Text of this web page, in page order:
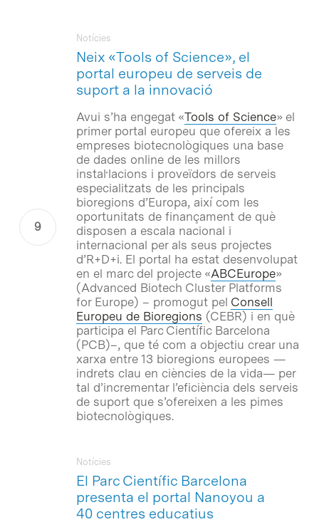
Neix «Tools of Science», el
portal europeu de serveis de
suport a la innovació
Notícies
Avui s’ha engegat «Tools of Science» el
primer portal europeu que ofereix a les
empreses biotecnològiques una base
de dades online de les millors
instal·lacions i proveïdors de serveis
especialitzats de les principals
bioregions d’Europa, així com les
oportunitats de finançament de què
disposen a escala nacional i
internacional per als seus projectes
d’R+D+i. El portal ha estat desenvolupat
en el marc del projecte «ABCEurope»
(Advanced Biotech Cluster Platforms
for Europe) – promogut pel Consell
Europeu de Bioregions (CEBR) i en què
participa el Parc Científic Barcelona
(PCB)–, que té com a objectiu crear una
xarxa entre 13 bioregions europees —
indrets clau en ciències de la vida— per
tal d’incrementar l’eficiència dels serveis
de suport que s’ofereixen a les pimes
biotecnològiques.
El Parc Científic Barcelona
presenta el portal Nanoyou a
40 centres educatius
Notícies